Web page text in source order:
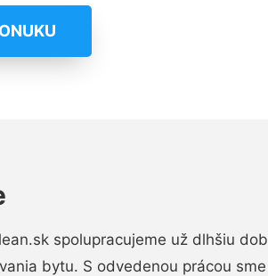
spolupracujeme už dlhšiu
bytu. S odvedenou prácou